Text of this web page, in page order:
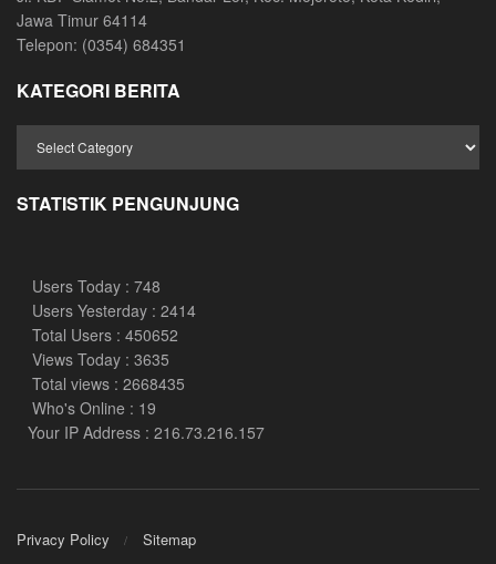
Jawa Timur 64114
Telepon: (0354) 684351
KATEGORI BERITA
STATISTIK PENGUNJUNG
Users Today : 748
Users Yesterday : 2414
Total Users : 450652
Views Today : 3635
Total views : 2668435
Who's Online : 19
Your IP Address : 216.73.216.157
Privacy Policy Sitemap